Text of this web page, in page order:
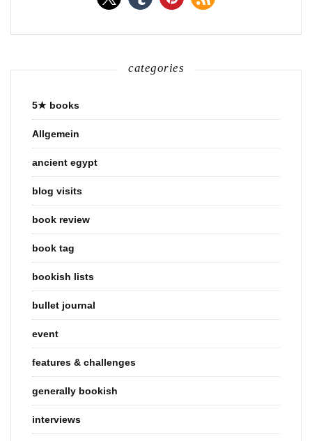
categories
5★ books
Allgemein
ancient egypt
blog visits
book review
book tag
bookish lists
bullet journal
event
features & challenges
generally bookish
interviews